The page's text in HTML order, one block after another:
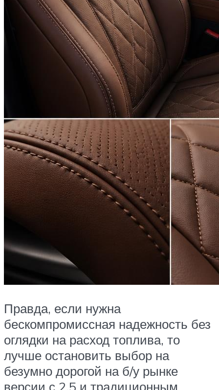
Правда, если нужна
бескомпромиссная надежность без
оглядки на расход топлива, то
лучше остановить выбор на
безумно дорогой на б/у рынке
версии с 2.5 и традиционным